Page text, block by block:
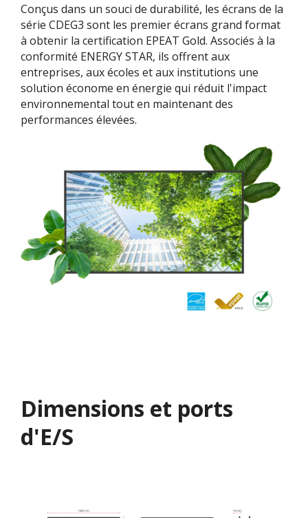
Conçus dans un souci de durabilité, les écrans de la
série CDEG3 sont les premier écrans grand format
à obtenir la certification EPEAT Gold. Associés à la
conformité ENERGY STAR, ils offrent aux
entreprises, aux écoles et aux institutions une
solution économe en énergie qui réduit l'impact
environnemental tout en maintenant des
performances élevées.
Dimensions et ports
d'E/S